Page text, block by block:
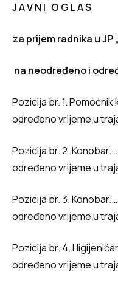
J A V N I O G L A S
za prijem radnika u JP
na neodređeno i
Pozicija br. 1. Pomoćnik
određeno vrijeme u
Pozicija br. 2.
određeno vrijeme u
Pozicija br. 3.
određeno vrijeme u
Pozicija br. 4.
određeno vrijeme u